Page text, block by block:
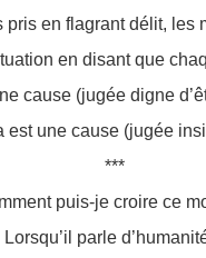
pris en flagrant délit, les
en disant que
cause (jugée digne
est une cause (jugée
***
puis-je croire ce
Lorsqu’il parle